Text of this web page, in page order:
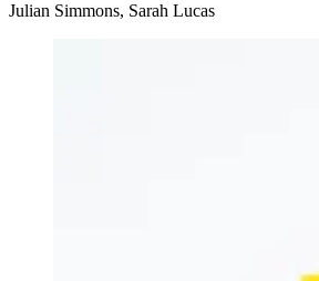
Julian Simmons, Sarah Lucas